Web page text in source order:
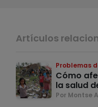
Artículos
Problemas
Cómo
la salud
Por Montse